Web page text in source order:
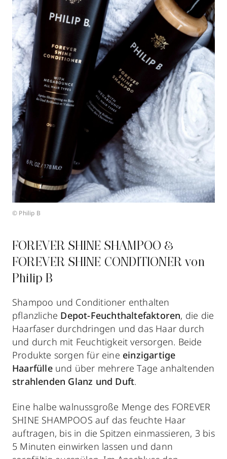
© Philip B
FOREVER SHINE SHAMPOO &
FOREVER SHINE CONDITIONER von
Philip B
Shampoo und Conditioner enthalten
pflanzliche Depot-Feuchthaltefaktoren, die die
Haarfaser durchdringen und das Haar durch
und durch mit Feuchtigkeit versorgen. Beide
Produkte sorgen für eine einzigartige
Haarfülle und über mehrere Tage anhaltenden
strahlenden Glanz und Duft.
Eine halbe walnussgroße Menge des FOREVER
SHINE SHAMPOOS auf das feuchte Haar
auftragen, bis in die Spitzen einmassieren, 3 bis
5 Minuten einwirken lassen und dann